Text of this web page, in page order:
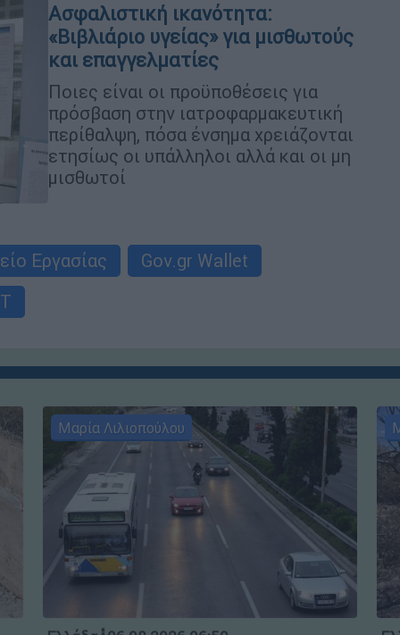
Ασφαλιστική ικανότητα:
«Βιβλιάριο υγείας» για µισθωτούς
και επαγγελµατίες
Ποιες είναι οι προϋποθέσεις για
πρόσβαση στην ιατροφαρµακευτική
περίθαλψη, πόσα ένσηµα χρειάζονται
ετησίως οι υπάλληλοι αλλά και οι µη
µισθωτοί
Εργασίας
Gov.gr Wallet
Μαρία Λιλιοπούλου